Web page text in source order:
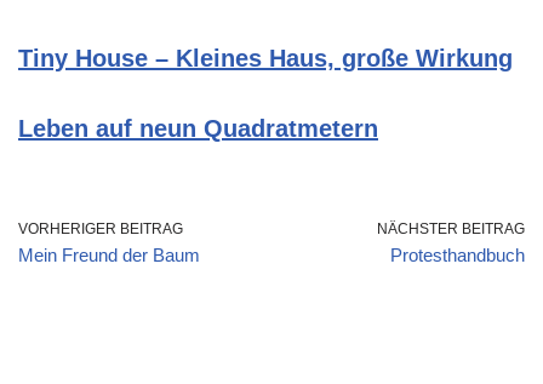
Tiny House – Kleines Haus, große Wirkung
Leben auf neun Quadratmetern
VORHERIGER BEITRAG
Mein Freund der Baum
NÄCHSTER BEITRAG
Protesthandbuch